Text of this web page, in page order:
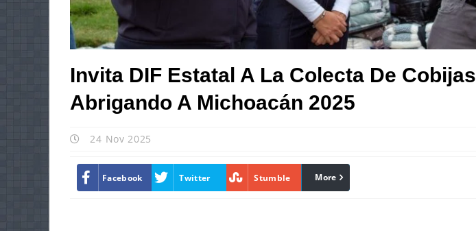
Invita DIF Estatal A La Colecta De Cobijas
Abrigando A Michoacán 2025
24 Nov 2025
Facebook Twitter Stumble linkedin
More